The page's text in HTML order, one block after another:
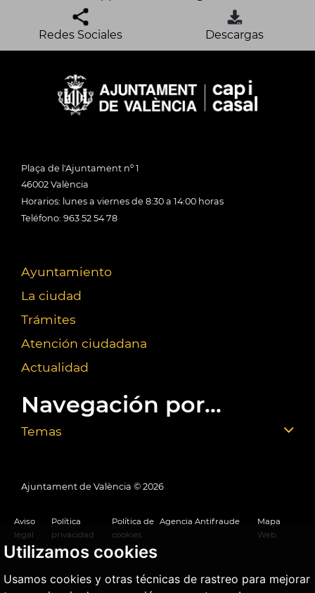
Utilizamos cookies
Usamos cookies y otras técnicas de rastreo para mejorar
Redes Sociales Descargas
Plaça de l'Ajuntament nº 1
46002 València
Horarios: lunes a viernes de 8:30 a 14:00 horas
Teléfono: 963 52 54 78
Ayuntamiento
La ciudad
Trámites
Atención ciudadana
Actualidad
Navegación por...
Temas
Ajuntament de València © 2026
Aviso
legal
Política
privacidad
Política de
cookies
Agencia Antifraude
Mapa
Web